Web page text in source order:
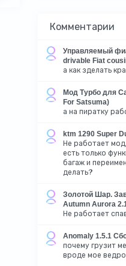
Комментарии
Управляемый
drivable Fiat
а как зделать
Мод Турбо для
For Satsuma)
а на пиратку
ktm 1290 Super
Не работает
есть только
багаж и
делать?
Золотой Шар.
Autumn Aurora
Не работает
Anomaly 1.5.1
почему грузит
вроде мое